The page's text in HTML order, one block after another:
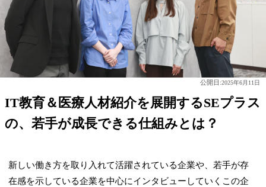
公開日:2025年6月11日
IT教育＆医療人材紹介を展開するSEプラス
の、若手が成長できる仕組みとは？
新しい働き方を取り入れて活躍されている企業や、若手が存
在感を示している企業を中心にインタビューしていくこの企